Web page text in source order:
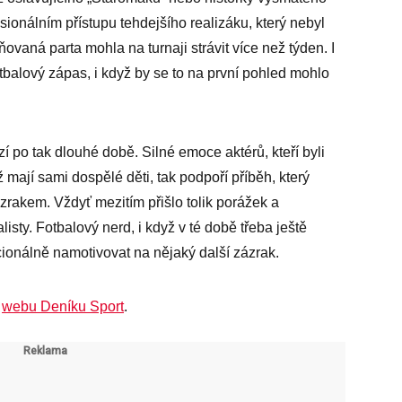
přístupu tehdejšího realizáku, který nebyl
parta mohla na turnaji strávit více než týden. I
zápas, i když by se to na první pohled mohlo
po tak dlouhé době. Silné emoce aktérů, kteří byli
sami dospělé děti, tak podpoří příběh, který
Vždyť mezitím přišlo tolik porážek a
Fotbalový nerd, i když v té době třeba ještě
namotivovat na nějaký další zázrak.
webu Deníku Sport.